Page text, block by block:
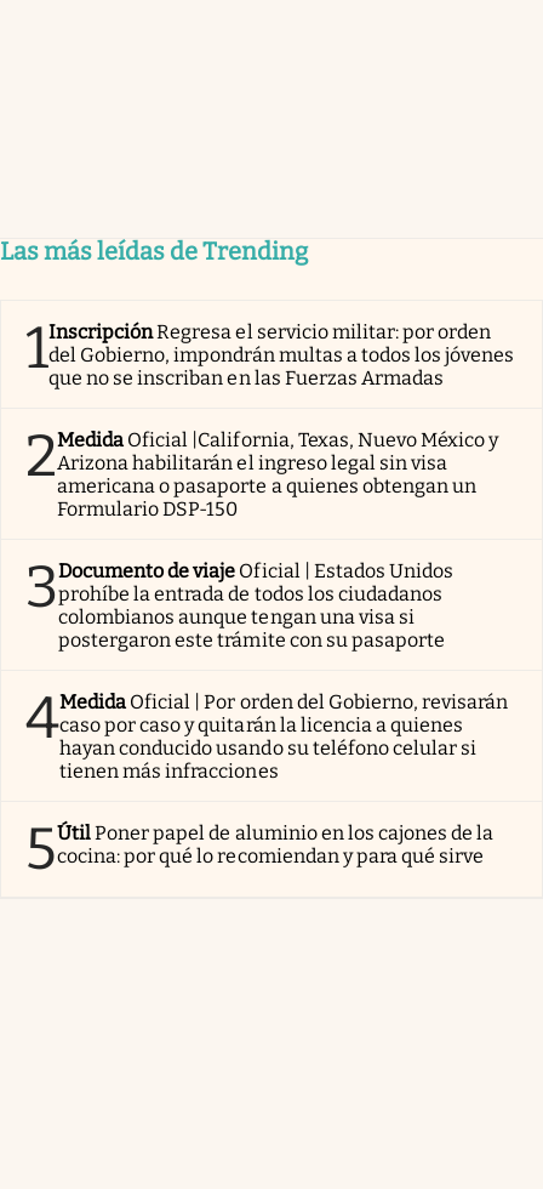
Las más leídas de Trending
1InscripciónRegresa el servicio militar: por orden
del Gobierno, impondrán multas a todos los jóvenes
que no se inscriban en las Fuerzas Armadas
2Medida Oficial |California, Texas, Nuevo México y
Arizona habilitarán el ingreso legal sin visa
americana o pasaporte a quienes obtengan un
Formulario DSP-150
3Documento de viaje Oficial | Estados Unidos
prohíbe la entrada de todos los ciudadanos
colombianos aunque tengan una visa si
postergaron este trámite con su pasaporte
4Medida Oficial | Por orden del Gobierno, revisarán
caso por caso y quitarán la licencia a quienes
hayan conducido usando su teléfono celular si
tienen más infracciones
5ÚtilPoner papel de aluminio en los cajones de la
cocina: por qué lo recomiendan y para qué sirve